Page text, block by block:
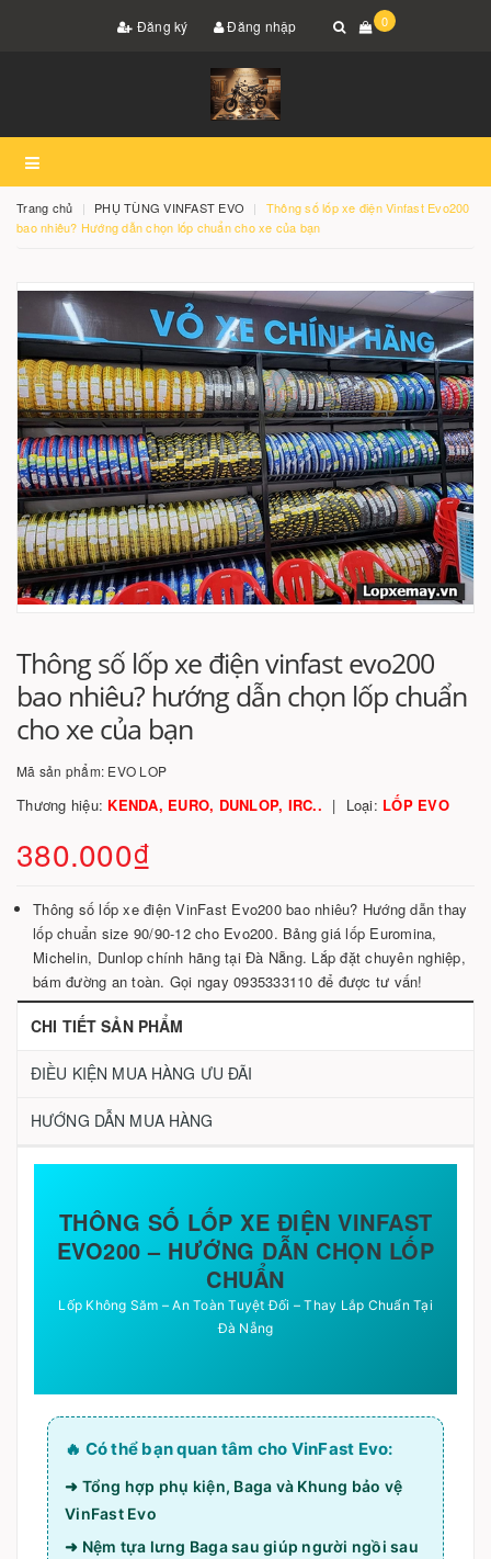
Đăng ký Đăng nhập 0
Trang chủ PHỤ TÙNG VINFAST EVO
Thông số lốp xe điện Vinfast Evo200
bao nhiêu? Hướng dẫn chọn lốp chuẩn cho xe của bạn
Thông số lốp xe điện vinfast evo200
bao nhiêu? hướng dẫn chọn lốp chuẩn
cho xe của bạn
Mã sản phẩm: EVO LOP
Thương hiệu: KENDA, EURO, DUNLOP, IRC.. Loại: LỐP EVO
380.000₫
Thông số lốp xe điện VinFast Evo200 bao nhiêu? Hướng dẫn thay
lốp chuẩn size 90/90-12 cho Evo200. Bảng giá lốp Euromina,
Michelin, Dunlop chính hãng tại Đà Nẵng. Lắp đặt chuyên nghiệp,
bám đường an toàn. Gọi ngay 0935333110 để được tư vấn!
CHI TIẾT SẢN PHẨM
ĐIỀU KIỆN MUA HÀNG ƯU ĐÃI
HƯỚNG DẪN MUA HÀNG
THÔNG SỐ LỐP XE ĐIỆN VINFAST
EVO200 – HƯỚNG DẪN CHỌN LỐP
CHUẨN
Lốp Không Săm – An Toàn Tuyệt Đối – Thay Lắp Chuẩn Tại
Đà Nẵng
🔥 Có thể bạn quan tâm cho VinFast Evo:
➜ Tổng hợp phụ kiện, Baga và Khung bảo vệ
VinFast Evo
➜ Nệm tựa lưng Baga sau giúp người ngồi sau